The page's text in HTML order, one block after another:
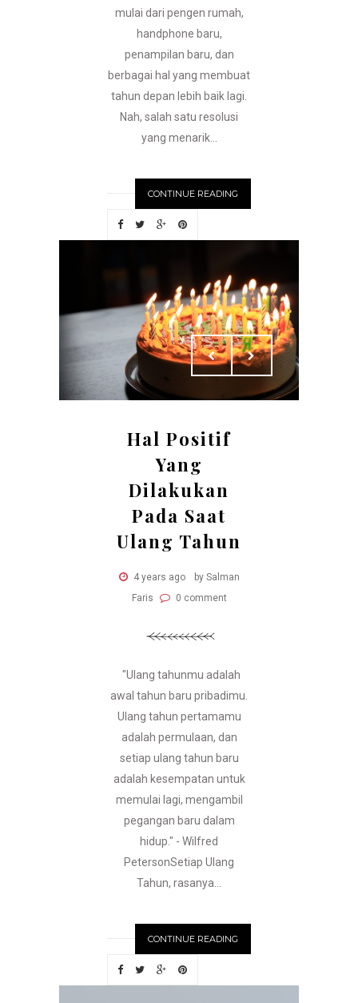
mulai dari pengen rumah,
handphone baru,
penampilan baru, dan
berbagai hal yang membuat
tahun depan lebih baik lagi.
Nah, salah satu resolusi
yang menarik...
CONTINUE READING
Hal Positif
Yang
Dilakukan
Pada Saat
Ulang Tahun
4 years ago
by Salman
Faris
0 comment
"Ulang tahunmu adalah
awal tahun baru pribadimu.
Ulang tahun pertamamu
adalah permulaan, dan
setiap ulang tahun baru
adalah kesempatan untuk
memulai lagi, mengambil
pegangan baru dalam
hidup." - Wilfred
PetersonSetiap Ulang
Tahun, rasanya...
CONTINUE READING